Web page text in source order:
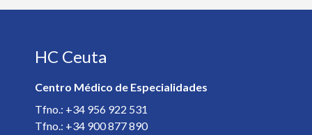
Teléfono *
E-mail *
Especialista *
HC Ceuta
Centro Médico de Especialidades
Tfno.: +34 956 922 531
Tfno.: +34 900 877 890